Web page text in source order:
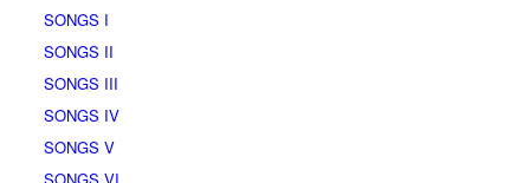
SONGS I
SONGS II
SONGS III
SONGS IV
SONGS V
SONGS VI